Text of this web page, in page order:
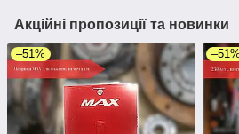
Акційні пропозиції та новинки
–51% –51%